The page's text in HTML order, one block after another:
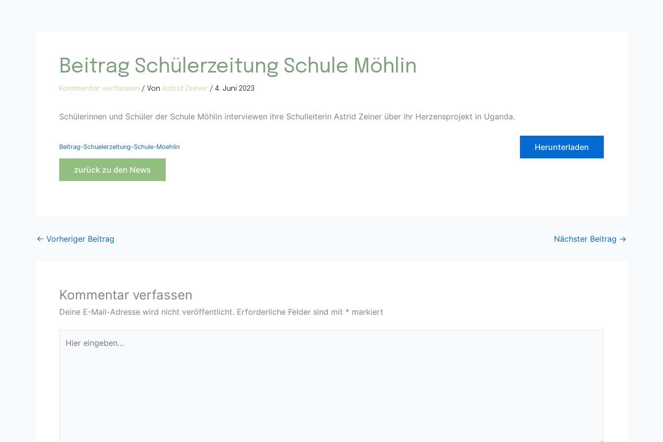
Beitrag Schülerzeitung Schule Möhlin
Kommentar verfassen / Von Astrid Zeiner / 4. Juni 2023
Schülerinnen und Schüler der Schule Möhlin interviewen ihre Schulleiterin Astrid Zeiner über ihr Herzensprojekt in Uganda.
Beitrag-Schuelerzeitung-Schule-Moehlin Herunterladen
zurück zu den News
← Vorheriger Beitrag Nächster Beitrag →
Kommentar verfassen
Deine E-Mail-Adresse wird nicht veröffentlicht. Erforderliche Felder sind mit * markiert
eingeben…